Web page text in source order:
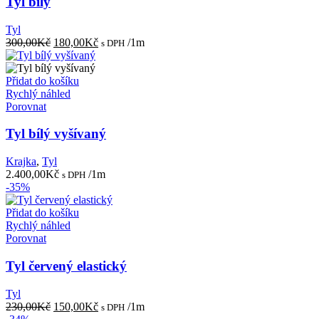
Tyl
300,00Kč Původní
cena
byla:
300,00Kč.
180,00KčAktuální
s DPH /1m
Přidat do košíku
Rychlý náhled
Porovnat
Tyl bílý vyšívaný
Krajka, Tyl
2.400,00Kč s DPH /1m
-35%
Přidat do košíku
Rychlý náhled
Porovnat
Tyl červený elastický
Tyl
230,00Kč Původní
150,00KčAktuální
s DPH /1m